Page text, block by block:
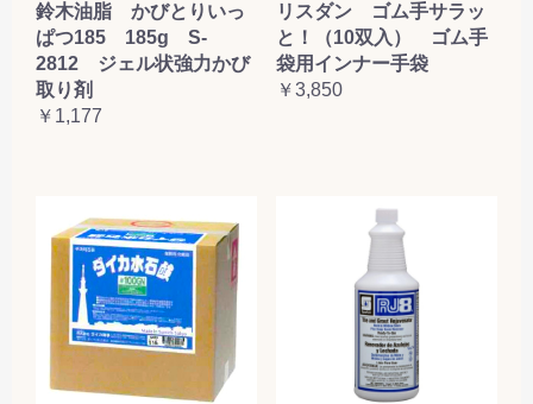
鈴木油脂 かびとりいっ
ぱつ185 185g S-
2812 ジェル状強力かび
取り剤
￥1,177
リスダン ゴム手サラッ
と！（10双入） ゴム手
袋用インナー手袋
￥3,850